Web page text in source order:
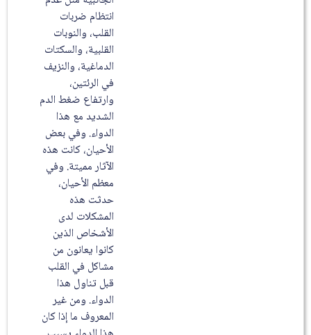
انتظام ضربات
القلب، والنوبات
القلبية، والسكتات
الدماغية، والنزيف
في الرئتين،
وارتفاع ضغط الدم
الشديد مع هذا
الدواء. وفي بعض
الأحيان، كانت هذه
الآثار مميتة. وفي
معظم الأحيان،
حدثت هذه
المشكلات لدى
الأشخاص الذين
كانوا يعانون من
مشاكل في القلب
قبل تناول هذا
الدواء. ومن غير
المعروف ما إذا كان